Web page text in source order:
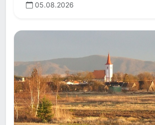
05.08.2026